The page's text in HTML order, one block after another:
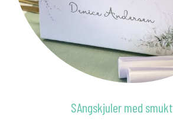
SAngskjuler med